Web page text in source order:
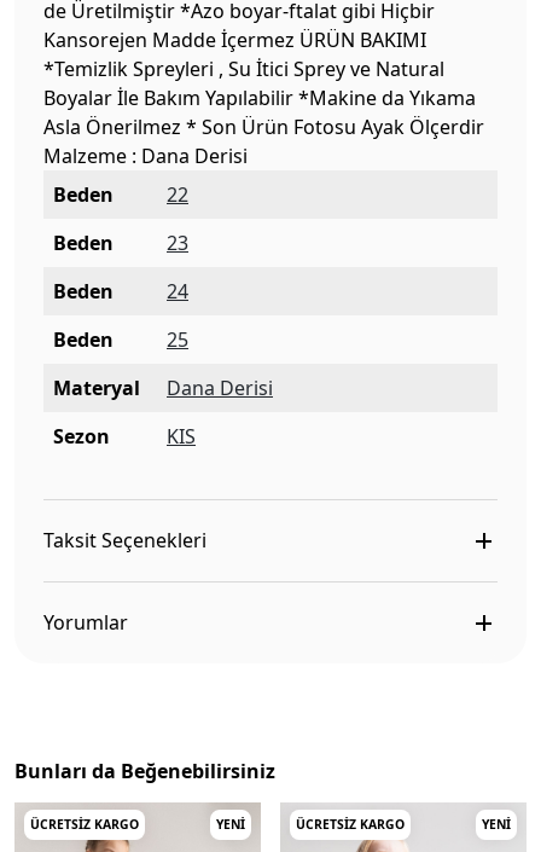
de Üretilmiştir *Azo boyar-ftalat gibi Hiçbir
Kansorejen Madde İçermez ÜRÜN BAKIMI
*Temizlik Spreyleri , Su İtici Sprey ve Natural
Boyalar İle Bakım Yapılabilir *Makine da Yıkama
Asla Önerilmez * Son Ürün Fotosu Ayak Ölçerdir
Malzeme : Dana Derisi
Beden
22
Beden
23
Beden
24
Beden
25
Materyal
Dana Derisi
Sezon
KIS
Taksit Seçenekleri
Yorumlar
Bunları da Beğenebilirsiniz
ÜCRETSIZ KARGO YENI ÜCRETSIZ KARGO YENI